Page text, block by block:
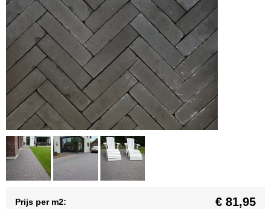
Prijs per m2: € 81,95